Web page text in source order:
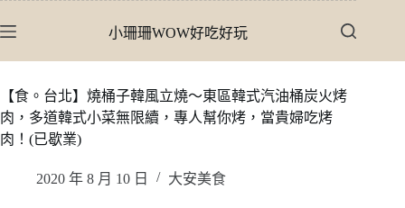
至
內
容
小珊珊WOW好吃好玩
【食。台北】燒桶子韓風立燒〜東區韓式汽油桶炭火烤
肉，多道韓式小菜無限續，專人幫你烤，當貴婦吃烤
肉！(已歇業)
2020 年 8 月 10 日 大安美食